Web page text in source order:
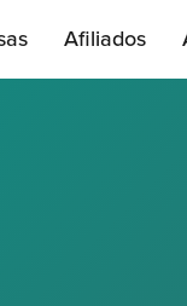
Afiliados